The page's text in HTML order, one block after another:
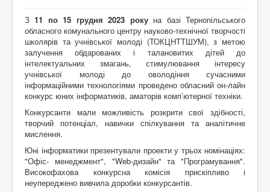
З11 по 15 грудня 2023 рокуна базі Тернопільського
обласного комунального центру науково-технічної творчості
школярів та учнівської молоді (ТОКЦНТТШУМ), з метою
залучення обдарованих і талановитих дітей до
інтелектуальних змагань, стимулювання інтересу
учнівської молоді до оволодіння сучасними
інформаційними технологіями проведено обласний он-лайн
конкурс юних інформатиків, аматорів комп’ютерної техніки.
Конкурсанти мали можливість розкрити свої здібності,
творчий потенціал, навички спілкування та аналітичне
мислення.
Юні інформатики презентували проекти у трьох номінаціях:
"Офіс- менеджмент", "Web-дизайн" та "Програмування".
Високофахова конкурсна комісія прискіпливо і
неупереджено вивчила доробки конкурсантів.